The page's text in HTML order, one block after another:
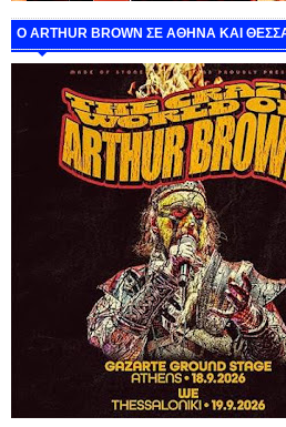
O ARTHUR BROWN ΣΕ ΑΘΗΝΑ ΚΑΙ